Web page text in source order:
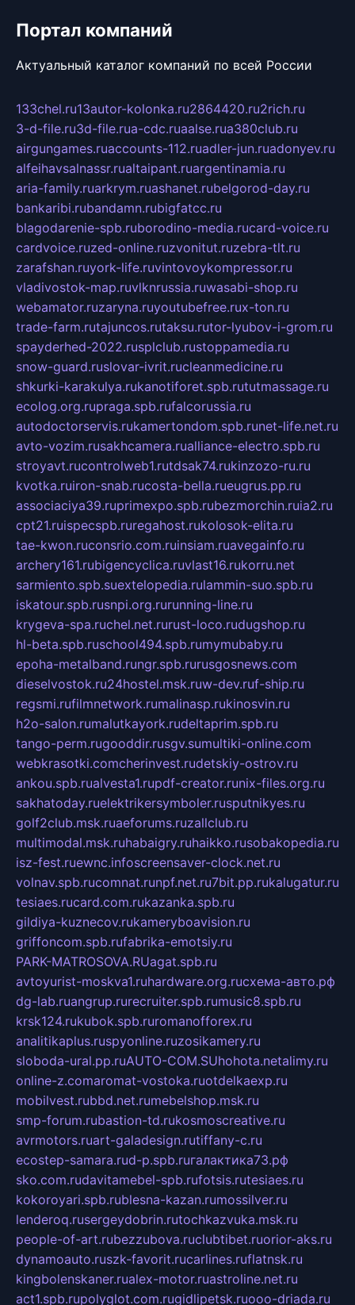
Портал компаний
Актуальный каталог компаний по всей России
133chel.ru13autor-kolonka.ru2864420.ru2rich.ru
3-d-file.ru3d-file.rua-cdc.ruaalse.rua380club.ru
airgungames.ruaccounts-112.ruadler-jun.ruadonyev.ru
alfeihavsalnassr.rualtaipant.ruargentinamia.ru
aria-family.ruarkrym.ruashanet.rubelgorod-day.ru
bankaribi.rubandamn.rubigfatcc.ru
blagodarenie-spb.ruborodino-media.rucard-voice.ru
cardvoice.ruzed-online.ruzvonitut.ruzebra-tlt.ru
zarafshan.ruyork-life.ruvintovoykompressor.ru
vladivostok-map.ruvlknrussia.ruwasabi-shop.ru
webamator.ruzaryna.ruyoutubefree.rux-ton.ru
trade-farm.rutajuncos.rutaksu.rutor-lyubov-i-grom.ru
spayderhed-2022.rusplclub.rustoppamedia.ru
snow-guard.ruslovar-ivrit.rucleanmedicine.ru
shkurki-karakulya.rukanotiforet.spb.rututmassage.ru
ecolog.org.rupraga.spb.rufalcorussia.ru
autodoctorservis.rukamertondom.spb.runet-life.net.ru
avto-vozim.rusakhcamera.rualliance-electro.spb.ru
stroyavt.rucontrolweb1.rutdsak74.rukinzozo-ru.ru
kvotka.ruiron-snab.rucosta-bella.rueugrus.pp.ru
associaciya39.ruprimexpo.spb.rubezmorchin.ruia2.ru
cpt21.ruispecspb.ruregahost.rukolosok-elita.ru
tae-kwon.ruconsrio.com.ruinsiam.ruavegainfo.ru
archery161.rubigencyclica.ruvlast16.rukorru.net
sarmiento.spb.suextelopedia.rulammin-suo.spb.ru
iskatour.spb.rusnpi.org.rurunning-line.ru
krygeva-spa.ruchel.net.rurust-loco.rudugshop.ru
hl-beta.spb.ruschool494.spb.rumymubaby.ru
epoha-metalband.rungr.spb.rurusgosnews.com
dieselvostok.ru24hostel.msk.ruw-dev.ruf-ship.ru
regsmi.rufilmnetwork.rumalinasp.rukinosvin.ru
h2o-salon.rumalutkayork.rudeltaprim.spb.ru
tango-perm.rugooddir.rusgv.sumultiki-online.com
webkrasotki.comcherinvest.rudetskiy-ostrov.ru
ankou.spb.rualvesta1.rupdf-creator.runix-files.org.ru
sakhatoday.ruelektrikersymboler.rusputnikyes.ru
golf2club.msk.ruaeforums.ruzallclub.ru
multimodal.msk.ruhabaigry.ruhaikko.rusobakopedia.ru
isz-fest.ruewnc.infoscreensaver-clock.net.ru
volnav.spb.rucomnat.runpf.net.ru7bit.pp.rukalugatur.ru
tesiaes.rucard.com.rukazanka.spb.ru
gildiya-kuznecov.rukameryboavision.ru
griffoncom.spb.rufabrika-emotsiy.ru
PARK-MATROSOVA.RUagat.spb.ru
avtoyurist-moskva1.ruhardware.org.ruсхема-авто.рф
dg-lab.ruangrup.rurecruiter.spb.rumusic8.spb.ru
krsk124.rukubok.spb.ruromanofforex.ru
analitikaplus.ruspyonline.ruzosikamery.ru
sloboda-ural.pp.ruAUTO-COM.SUhohota.netalimy.ru
online-z.comaromat-vostoka.ruotdelkaexp.ru
mobilvest.rubbd.net.rumebelshop.msk.ru
smp-forum.rubastion-td.rukosmoscreative.ru
avrmotors.ruart-galadesign.rutiffany-c.ru
ecostep-samara.rud-p.spb.ruгалактика73.рф
sko.com.rudavitamebel-spb.rufotsis.rutesiaes.ru
kokoroyari.spb.rublesna-kazan.rumossilver.ru
lenderoq.rusergeydobrin.rutochkazvuka.msk.ru
people-of-art.rubezzubova.ruclubtibet.ruorior-aks.ru
dynamoauto.ruszk-favorit.rucarlines.ruflatnsk.ru
kingbolenskaner.rualex-motor.ruastroline.net.ru
act1.spb.rupolyglot.com.rugidlipetsk.ruooo-driada.ru